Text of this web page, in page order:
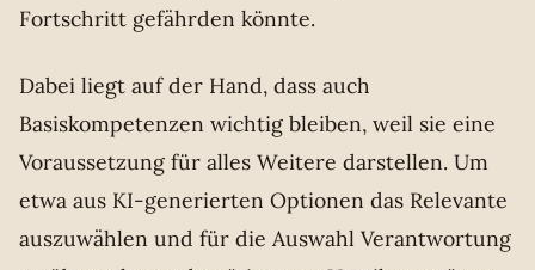
Fortschritt gefährden könnte.
Dabei liegt auf der Hand, dass auch
Basiskompetenzen wichtig bleiben, weil sie eine
Voraussetzung für alles Weitere darstellen. Um
etwa aus KI-generierten Optionen das Relevante
auszuwählen und für die Auswahl Verantwortung